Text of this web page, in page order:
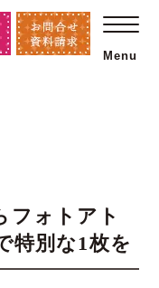
Menu
フォトアト
特別な1枚を